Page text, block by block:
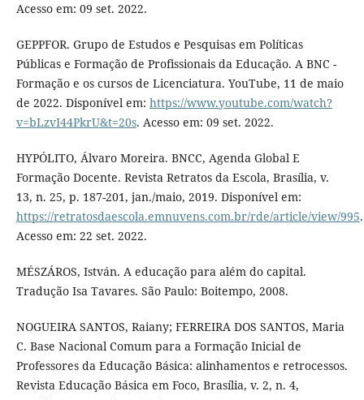
Acesso em: 09 set. 2022.
GEPPFOR. Grupo de Estudos e Pesquisas em Políticas
Públicas e Formação de Profissionais da Educação. A BNC -
Formação e os cursos de Licenciatura. YouTube, 11 de maio
de 2022. Disponível em: https://www.youtube.com/watch?
v=bLzvI44PkrU&t=20s. Acesso em: 09 set. 2022.
HYPÓLITO, Álvaro Moreira. BNCC, Agenda Global E
Formação Docente. Revista Retratos da Escola, Brasília, v.
13, n. 25, p. 187-201, jan./maio, 2019. Disponível em:
https://retratosdaescola.emnuvens.com.br/rde/article/view/995.
Acesso em: 22 set. 2022.
MÉSZÁROS, István. A educação para além do capital.
Tradução Isa Tavares. São Paulo: Boitempo, 2008.
NOGUEIRA SANTOS, Raiany; FERREIRA DOS SANTOS, Maria
C. Base Nacional Comum para a Formação Inicial de
Professores da Educação Básica: alinhamentos e retrocessos.
Revista Educação Básica em Foco, Brasília, v. 2, n. 4,